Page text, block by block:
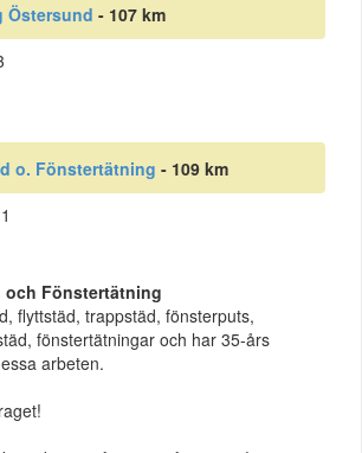
Östersund - 107 km
o. Fönstertätning - 109 km
Fönstertätning
flyttstäd, trappstäd, fönsterputs,
fönstertätningar och har 35-års
arbeten.